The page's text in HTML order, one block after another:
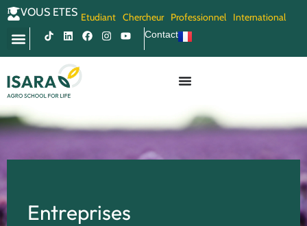
VOUS ETES Etudiant Chercheur Professionnel International
Contact
Entreprises